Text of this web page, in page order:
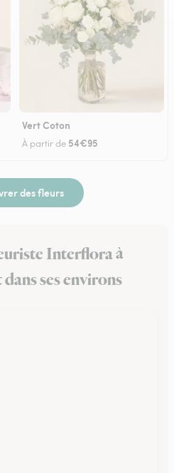
Vert Coton
À partir de 54€95
des fleurs
Interflora à
ses environs